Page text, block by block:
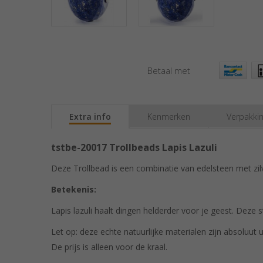
Betaal met
Extra info Kenmerken
tstbe-20017 Trollbeads Lapis Lazuli
Deze Trollbead is een combinatie van edelsteen met
Betekenis:
Lapis lazuli haalt dingen helderder voor je geest.
Let op: deze echte natuurlijke materialen zijn absoluut
De prijs is alleen voor de kraal.